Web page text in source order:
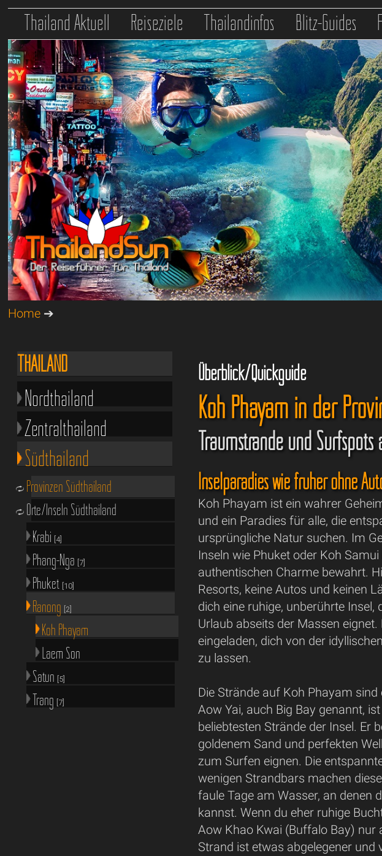
Thailand Aktuell Reiseziele Thailandinfos Blitz-Guides
Home ➔
Überblick/Quickguide
Koh Phayam in der
Traumstrände und Surfspots
Inselparadies wie früher ohne
Koh Phayam ist ein wahrer
und ein Paradies für alle, die
ursprüngliche Natur suchen. Im
Inseln wie Phuket oder Koh
authentischen Charme bewahrt.
Resorts, keine Autos und keinen
dich eine ruhige, unberührte Insel,
Urlaub abseits der Massen eignet.
eingeladen, dich von der
zu lassen.
Die Strände auf Koh Phayam
Aow Yai, auch Big Bay genannt,
beliebtesten Strände der Insel. Er
goldenem Sand und perfekten
zum Surfen eignen. Die
wenigen Strandbars machen
faule Tage am Wasser, an denen
kannst. Wenn du eher ruhige
Aow Khao Kwai (Buffalo Bay) nur
Strand ist etwas abgelegener und
THAILAND
Nordthailand
Zentralthailand
Südthailand
Provinzen Südthailand
Orte/Inseln Südthailand
Krabi [4]
Phang-Nga [7]
Phuket [10]
Ranong [2]
Koh Phayam
Laem Son
Satun [5]
Trang [7]